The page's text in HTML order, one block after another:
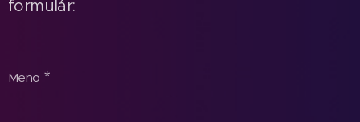
formulár:
Meno